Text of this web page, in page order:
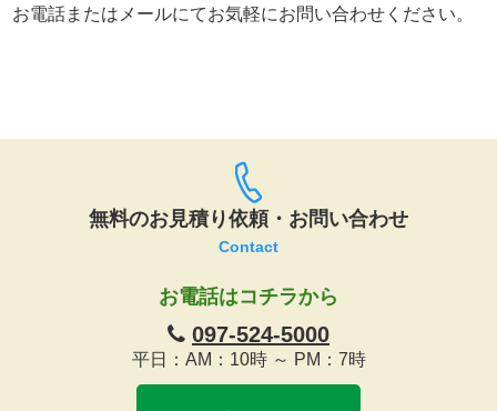
お電話またはメールにてお気軽にお問い合わせください。
無料のお見積り依頼・お問い合わせ
Contact
お電話はコチラから
097-524-5000
平日：AM：10時 ～ PM：7時